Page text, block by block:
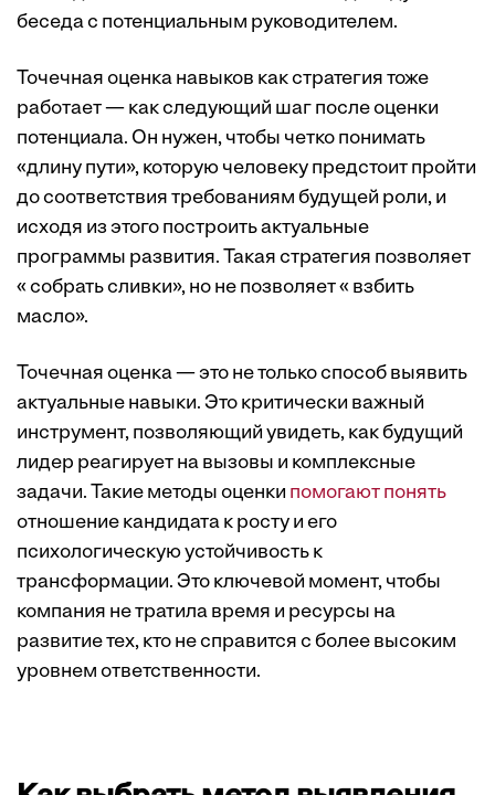
беседа с потенциальным руководителем.
Точечная оценка навыков как стратегия тоже
работает — как следующий шаг после оценки
потенциала. Он нужен, чтобы четко понимать
«длину пути», которую человеку предстоит пройти
до соответствия требованиям будущей роли, и
исходя из этого построить актуальные
программы развития. Такая стратегия позволяет
« собрать сливки», но не позволяет « взбить
масло».
Точечная оценка — это не только способ выявить
актуальные навыки. Это критически важный
инструмент, позволяющий увидеть, как будущий
лидер реагирует на вызовы и комплексные
задачи. Такие методы оценки помогают понять
отношение кандидата к росту и его
психологическую устойчивость к
трансформации. Это ключевой момент, чтобы
компания не тратила время и ресурсы на
развитие тех, кто не справится с более высоким
уровнем ответственности.